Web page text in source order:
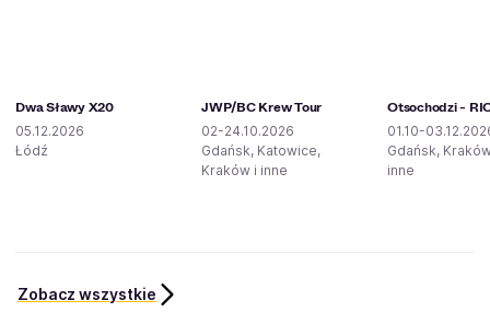
Dwa Sławy X20
05.12.2026
Łódź
JWP/BC Krew Tour
02-24.10.2026
Gdańsk, Katowice,
Kraków i inne
Otsochodzi -
01.10-
Gdańsk,
inne
Zobacz wszystkie